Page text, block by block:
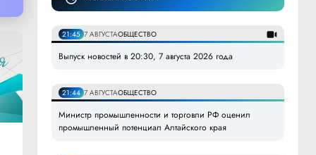
21:45 7 АВГУСТАОБЩЕСТВО
Выпуск новостей в 20:30, 7 августа 2026 года
21:44 7 АВГУСТАОБЩЕСТВО
Министр промышленности и торговли РФ оценил
промышленный потенциал Алтайского края